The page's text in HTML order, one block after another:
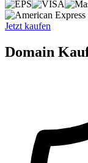
Jetzt kaufen
Domain